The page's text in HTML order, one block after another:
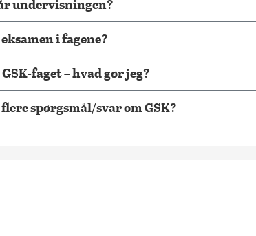
undervisningen?
i fagene?
faget – hvad gør jeg?
spørgsmål/svar om GSK?